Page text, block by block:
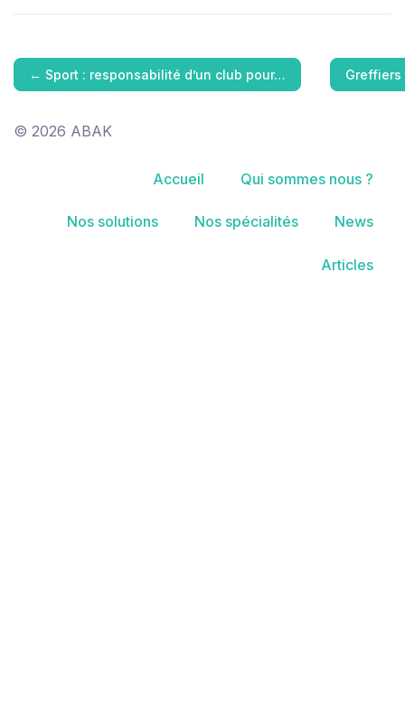
← Sport : responsabilité d’un club pour…
© 2026 ABAK
Accueil Qui sommes nous ?
Nos solutions Nos spécialités News
Articles